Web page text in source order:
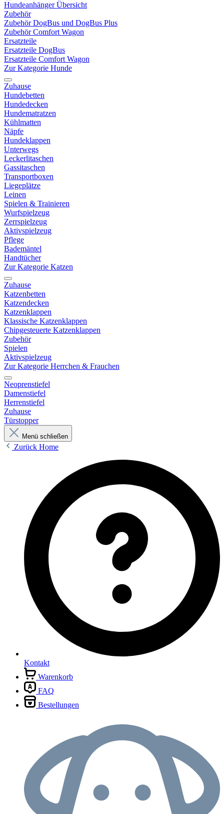
Hundeanhänger Übersicht
Zubehör
Zubehör DogBus und DogBus Plus
Zubehör Comfort Wagon
Ersatzteile
Ersatzteile DogBus
Ersatzteile Comfort Wagon
Zur Kategorie Hunde
Zuhause
Hundebetten
Hundedecken
Hundematratzen
Kühlmatten
Näpfe
Hundeklappen
Unterwegs
Leckerlitaschen
Gassitaschen
Transportboxen
Liegeplätze
Leinen
Spielen & Trainieren
Wurfspielzeug
Zerrspielzeug
Aktivspielzeug
Pflege
Bademäntel
Handtücher
Zur Kategorie Katzen
Zuhause
Katzenbetten
Katzendecken
Katzenklappen
Klassische Katzenklappen
Chipgesteuerte Katzenklappen
Zubehör
Spielen
Aktivspielzeug
Zur Kategorie Herrchen & Frauchen
Neoprenstiefel
Damenstiefel
Herrenstiefel
Zuhause
Türstopper
Menü schließen
Zurück Home
Kontakt
Warenkorb
FAQ
Bestellungen